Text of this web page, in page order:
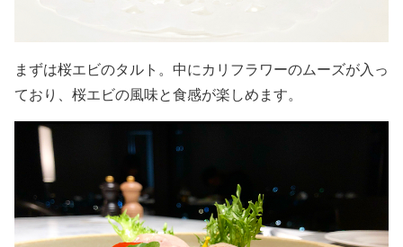
まずは桜エビのタルト。中にカリフラワーのムーズが入っ
ており、桜エビの風味と食感が楽しめます。